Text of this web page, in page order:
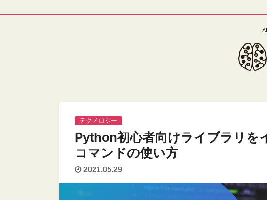
テクノロジー
Python初心者向けライブラリを
コマンドの使い方
2021.05.29